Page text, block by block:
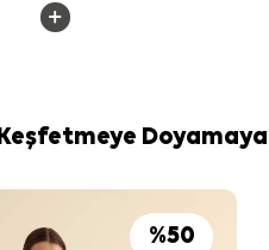
Keşfetmeye
%50